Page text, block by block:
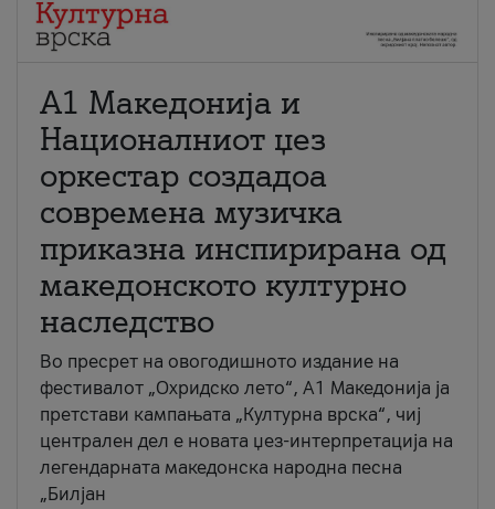
А1 Македонија и
Националниот џез
оркестар создадоа
современа музичка
приказна инспирирана од
македонското културно
наследство
Во пресрет на овогодишното издание на
фестивалот „Охридско лето“, А1 Македонија ја
претстави кампањата „Културна врска“, чиј
централен дел е новата џез-интерпретација на
легендарната македонска народна песна
„Билјан